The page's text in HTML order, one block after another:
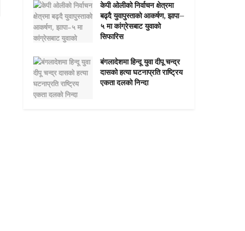
केपी ओलीको निर्वाचन क्षेत्रमा
बढ्दै युवापुस्ताको आकर्षण, झापा–
५ मा कांग्रेसबाट युवाको
सिफारिस
बंगलादेशमा हिन्दू युवा दीपू चन्द्र
दासको हत्या घटनाप्रति राष्ट्रिय
एकता दलको निन्दा